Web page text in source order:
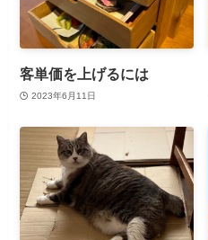
客単価を上げるには
2023年6月11日